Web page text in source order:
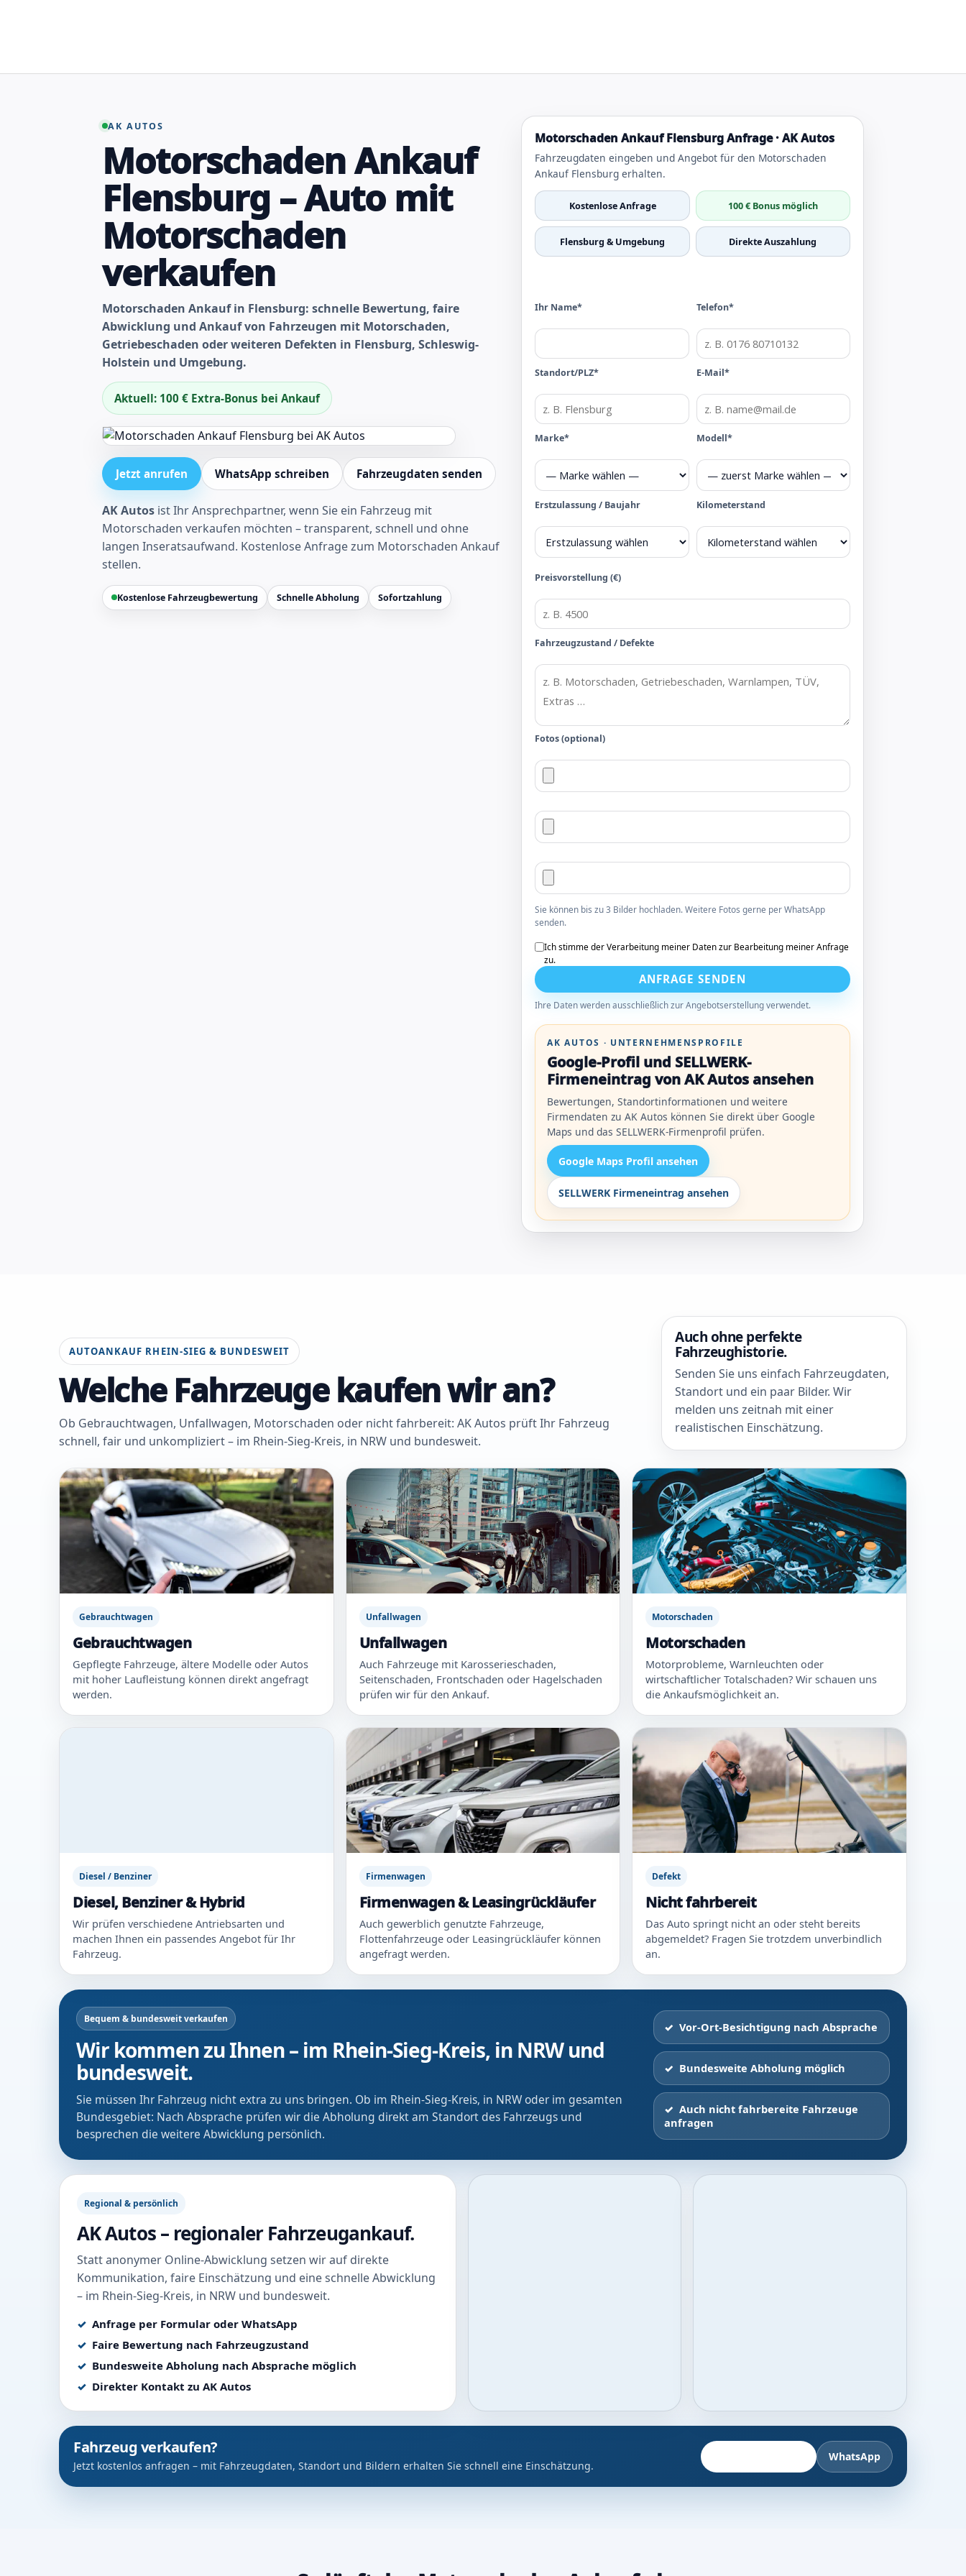
AK AUTOS
Motorschaden Ankauf
Flensburg – Auto mit
Motorschaden
verkaufen
Motorschaden Ankauf in Flensburg: schnelle Bewertung, faire
Abwicklung und Ankauf von Fahrzeugen mit Motorschaden,
Getriebeschaden oder weiteren Defekten in Flensburg, Schleswig-
Holstein und Umgebung.
Aktuell: 100 € Extra-Bonus bei Ankauf
Jetzt anrufen WhatsApp schreiben Fahrzeugdaten senden
AK Autos ist Ihr Ansprechpartner, wenn Sie ein Fahrzeug mit
Motorschaden verkaufen möchten – transparent, schnell und ohne
langen Inseratsaufwand. Kostenlose Anfrage zum Motorschaden Ankauf
stellen.
Kostenlose Fahrzeugbewertung Schnelle Abholung Sofortzahlung
Motorschaden Ankauf Flensburg Anfrage · AK Autos
Fahrzeugdaten eingeben und Angebot für den Motorschaden
Ankauf Flensburg erhalten.
Kostenlose Anfrage 100 € Bonus möglich
Flensburg & Umgebung Direkte Auszahlung
Ihr Name* Telefon*
Standort/PLZ* E-Mail*
Marke* Modell*
Erstzulassung / Baujahr Kilometerstand
Preisvorstellung (€)
Fahrzeugzustand / Defekte
Fotos (optional)
Sie können bis zu 3 Bilder hochladen. Weitere Fotos gerne per WhatsApp
senden.
Ich stimme der Verarbeitung meiner Daten zur Bearbeitung meiner Anfrage
zu.
ANFRAGE SENDEN
Ihre Daten werden ausschließlich zur Angebotserstellung verwendet.
AK AUTOS · UNTERNEHMENSPROFILE
Google-Profil und SELLWERK-
Firmeneintrag von AK Autos ansehen
Bewertungen, Standortinformationen und weitere
Firmendaten zu AK Autos können Sie direkt über Google
Maps und das SELLWERK-Firmenprofil prüfen.
Google Maps Profil ansehen
SELLWERK Firmeneintrag ansehen
AUTOANKAUF RHEIN-SIEG & BUNDESWEIT
Welche Fahrzeuge kaufen wir an?
Ob Gebrauchtwagen, Unfallwagen, Motorschaden oder nicht fahrbereit: AK Autos prüft Ihr Fahrzeug
schnell, fair und unkompliziert – im Rhein-Sieg-Kreis, in NRW und bundesweit.
Auch ohne perfekte
Fahrzeughistorie.
Senden Sie uns einfach Fahrzeugdaten,
Standort und ein paar Bilder. Wir
melden uns zeitnah mit einer
realistischen Einschätzung.
Gebrauchtwagen
Gebrauchtwagen
Gepflegte Fahrzeuge, ältere Modelle oder Autos
mit hoher Laufleistung können direkt angefragt
werden.
Unfallwagen
Unfallwagen
Auch Fahrzeuge mit Karosserieschaden,
Seitenschaden, Frontschaden oder Hagelschaden
prüfen wir für den Ankauf.
Motorschaden
Motorschaden
Motorprobleme, Warnleuchten oder
wirtschaftlicher Totalschaden? Wir schauen uns
die Ankaufsmöglichkeit an.
Diesel / Benziner
Diesel, Benziner & Hybrid
Wir prüfen verschiedene Antriebsarten und
machen Ihnen ein passendes Angebot für Ihr
Fahrzeug.
Firmenwagen
Firmenwagen & Leasingrückläufer
Auch gewerblich genutzte Fahrzeuge,
Flottenfahrzeuge oder Leasingrückläufer können
angefragt werden.
Defekt
Nicht fahrbereit
Das Auto springt nicht an oder steht bereits
abgemeldet? Fragen Sie trotzdem unverbindlich
an.
Bequem & bundesweit verkaufen
Wir kommen zu Ihnen – im Rhein-Sieg-Kreis, in NRW und
bundesweit.
Sie müssen Ihr Fahrzeug nicht extra zu uns bringen. Ob im Rhein-Sieg-Kreis, in NRW oder im gesamten
Bundesgebiet: Nach Absprache prüfen wir die Abholung direkt am Standort des Fahrzeugs und
besprechen die weitere Abwicklung persönlich.
Vor-Ort-Besichtigung nach Absprache
Bundesweite Abholung möglich
Auch nicht fahrbereite Fahrzeuge
anfragen
Regional & persönlich
AK Autos – regionaler Fahrzeugankauf.
Statt anonymer Online-Abwicklung setzen wir auf direkte
Kommunikation, faire Einschätzung und eine schnelle Abwicklung
– im Rhein-Sieg-Kreis, in NRW und bundesweit.
Anfrage per Formular oder WhatsApp
Faire Bewertung nach Fahrzeugzustand
Bundesweite Abholung nach Absprache möglich
Direkter Kontakt zu AK Autos
Fahrzeug verkaufen?
Jetzt kostenlos anfragen – mit Fahrzeugdaten, Standort und Bildern erhalten Sie schnell eine Einschätzung.
WhatsApp